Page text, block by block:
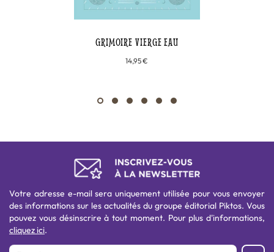
GRIMOIRE VIERGE EAU
14,95 €
Votre adresse e-mail sera uniquement utilisée pour vous envoyer
des informations sur les actualités du groupe éditorial Piktos. Vous
pouvez vous désinscrire à tout moment. Pour plus d'informations,
cliquez ici.